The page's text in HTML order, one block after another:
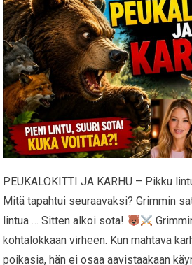
PEUKALOKITTI JA KARHU – Pikku
Mitä tapahtui seuraavaksi? Grimmin
lintua … Sitten alkoi sota!
kohtalokkaan virheen. Kun mahtava
poikasia, hän ei osaa aavistaakaan